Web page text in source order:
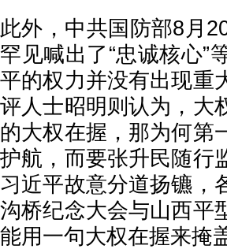
此外，中共国防部8月
罕见喊出了“忠诚核心”
平的权力并没有出现重
评人士昭明则认为，大
的大权在握，那为何第
护航，而要张升民随行
习近平故意分道扬镳，
沟桥纪念大会与山西平
能用一句大权在握来掩